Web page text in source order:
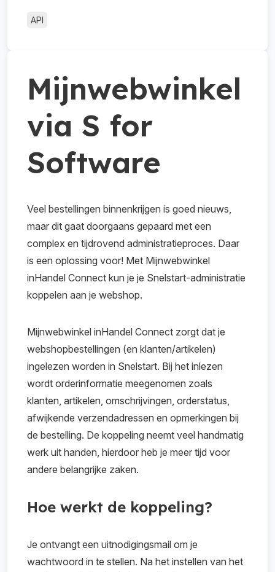
API
Mijnwebwinkel
via S for
Software
Veel bestellingen binnenkrijgen is goed nieuws,
maar dit gaat doorgaans gepaard met een
complex en tijdrovend administratieproces. Daar
is een oplossing voor! Met Mijnwebwinkel
inHandel Connect kun je je Snelstart-administratie
koppelen aan je webshop.
Mijnwebwinkel inHandel Connect zorgt dat je
webshopbestellingen (en klanten/artikelen)
ingelezen worden in Snelstart. Bij het inlezen
wordt orderinformatie meegenomen zoals
klanten, artikelen, omschrijvingen, orderstatus,
afwijkende verzendadressen en opmerkingen bij
de bestelling. De koppeling neemt veel handmatig
werk uit handen, hierdoor heb je meer tijd voor
andere belangrijke zaken.
Hoe werkt de koppeling?
Je ontvangt een uitnodigingsmail om je
wachtwoord in te stellen. Na het instellen van het